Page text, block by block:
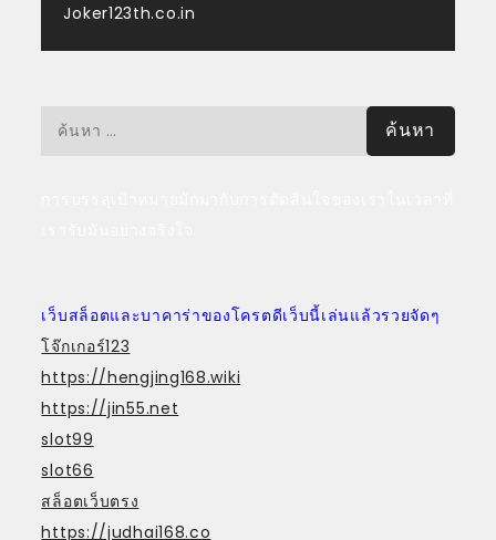
Joker123th.co.in
ค้นหา
เว็บสล็อตและบาคาร่าของโครตดีเว็บนี้เล่นแล้วรวยจัดๆ
โจ๊กเกอร์123
https://hengjing168.wiki
https://jin55.net
slot99
slot66
สล็อตเว็บตรง
https://judhai168.co